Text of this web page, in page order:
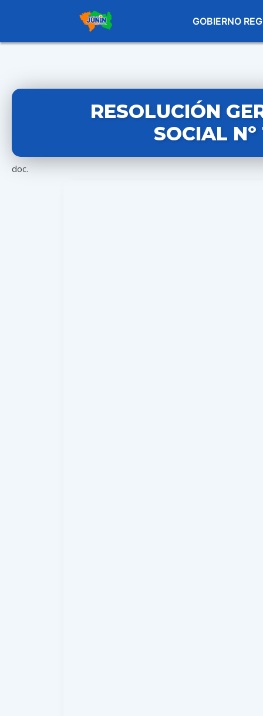
GOBIERNO
RESOLUCIÓN
SOCIAL Nº
doc.